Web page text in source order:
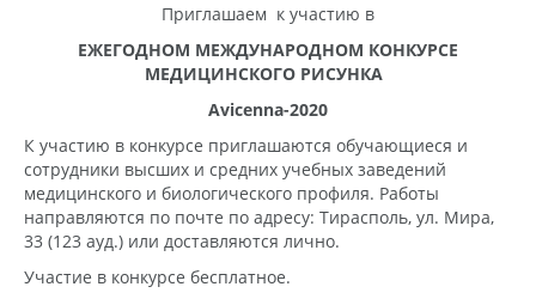
Приглашаем к участию в
ЕЖЕГОДНОМ МЕЖДУНАРОДНОМ КОНКУРСЕ
МЕДИЦИНСКОГО РИСУНКА
Avicenna-2020
К участию в конкурсе приглашаются обучающиеся и
сотрудники высших и средних учебных заведений
медицинского и биологического профиля. Работы
направляются по почте по адресу: Тирасполь, ул. Мира,
33 (123 ауд.) или доставляются лично.
Участие в конкурсе бесплатное.